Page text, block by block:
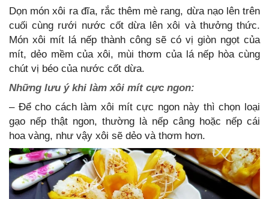
Dọn món xôi ra đĩa, rắc thêm mè rang, dừa nạo lên trên
cuối cùng rưới nước cốt dừa lên xôi và thưởng thức.
Món xôi mít lá nếp thành công sẽ có vị giòn ngọt của
mít, dẻo mềm của xôi, mùi thơm của lá nếp hòa cùng
chút vị béo của nước cốt dừa.
Những lưu ý khi làm xôi mít cực ngon:
– Để cho cách làm xôi mít cực ngon này thì chọn loại
gạo nếp thật ngon, thường là nếp câng hoặc nếp cái
hoa vàng, như vậy xôi sẽ dẻo và thơm hơn.